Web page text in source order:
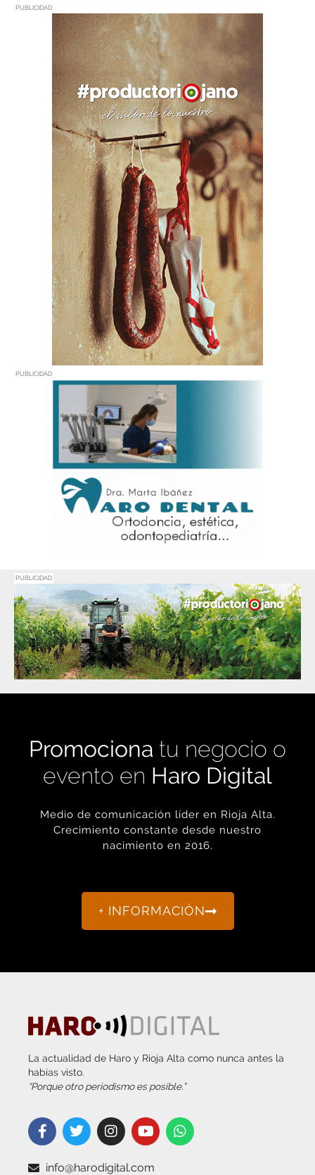
PUBLICIDAD
PUBLICIDAD
PUBLICIDAD
Promociona tu negocio o
evento en Haro Digital
Medio de comunicación líder en Rioja Alta.
Crecimiento constante desde nuestro
nacimiento en 2016.
+ INFORMACIÓN
La actualidad de Haro y Rioja Alta como nunca antes la
habías visto.
“Porque otro periodismo es posible.”
info@harodigital.com